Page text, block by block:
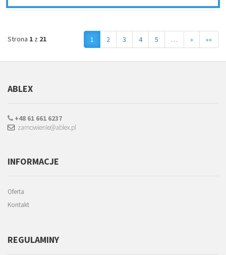
Strona 1 z 21 1 2 3 4 5 … » »»
ABLEX
+48 61 661 6237
zamowienie@ablex.pl
INFORMACJE
Oferta
Kontakt
REGULAMINY